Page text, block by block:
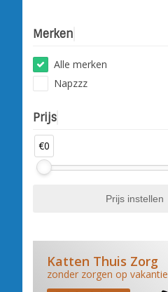
Merken
Alle merken
Napzzz
Prijs
€0
Katten Thuis Zorg
zonder zorgen op vakantie